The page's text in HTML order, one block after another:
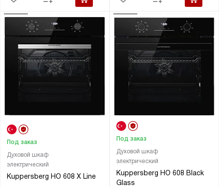
Духовой шкаф
электрический
Kuppersberg HO 608 X Line
Под заказ
Духовой шкаф
электрический
Kuppersberg HO 608 Black
Glass
Под заказ